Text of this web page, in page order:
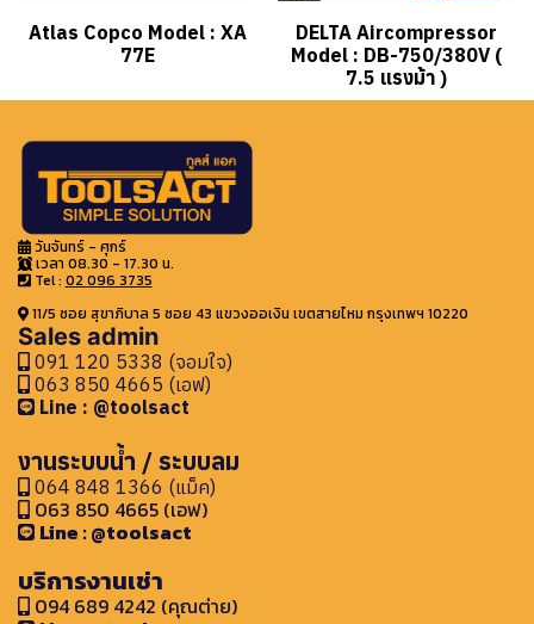
Atlas Copco Model : XA
77E
DELTA Aircompressor
Model : DB-750/380V (
7.5 แรงม้า )
วันจันทร์ - ศุกร์
เวลา 08.30 - 17.30 น.
Tel : 02 096 3735
11/5 ซอย สุขาภิบาล 5 ซอย 43 แขวงออเงิน เขตสายไหม กรุงเทพฯ 10220
Sales admin
091 120 5338 (จอมใจ)
063 850 4665 (เอฟ)
Line : @toolsact
งานระบบน้ำ / ระบบลม
064 848 1366 (แม็ค)
063 850 4665 (เอฟ)
Line : @toolsact
บริการงานเช่า
094 689 4242 (คุณต่าย)